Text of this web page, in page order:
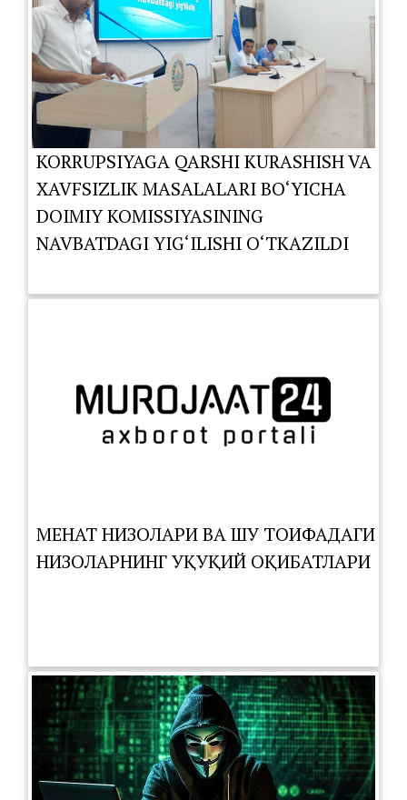
KORRUPSIYAGA QARSHI KURASHISH VA
XAVFSIZLIK MASALALARI BO‘YICHA
DOIMIY KOMISSIYASINING
NAVBATDAGI YIG‘ILISHI O‘TKAZILDI
МЕҲНАТ НИЗОЛАРИ ВА ШУ ТОИФАДАГИ
НИЗОЛАРНИНГ ҲУҚУҚИЙ ОҚИБАТЛАРИ